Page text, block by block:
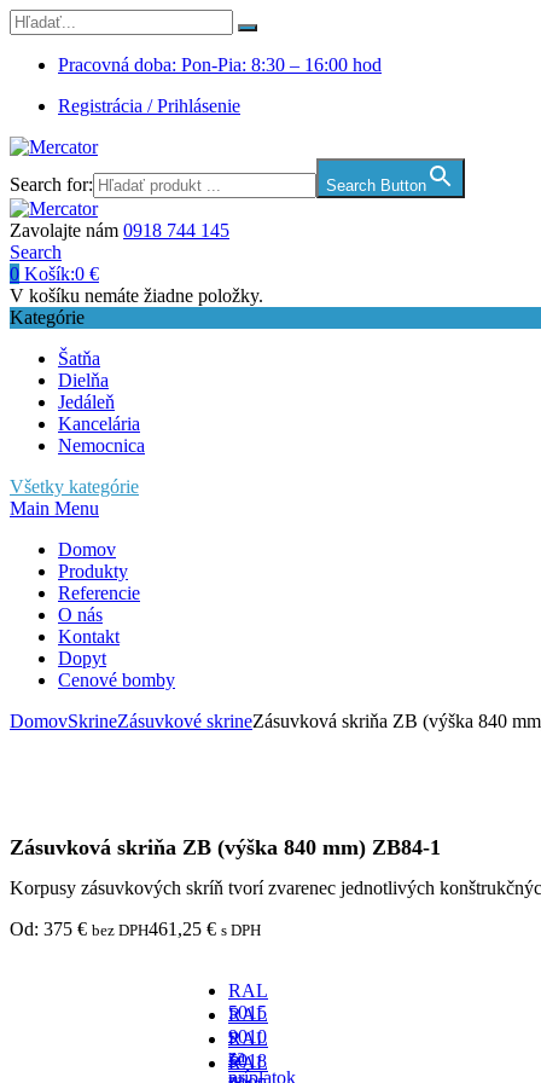
Pracovná doba: Pon-Pia: 8:30 – 16:00 hod
Registrácia / Prihlásenie
Search for: Search Button
Zavolajte nám 0918 744 145
Search
0 Košík:0 €
V košíku nemáte žiadne položky.
Kategórie
Šatňa
Dielňa
Jedáleň
Kancelária
Nemocnica
Všetky kategórie
Main Menu
Domov
Produkty
Referencie
O nás
Kontakt
Dopyt
Cenové bomby
DomovSkrineZásuvkové skrineZásuvková skriňa ZB (výška 840
Zásuvková skriňa ZB (výška 840 mm) ZB84-1
Korpusy zásuvkových skríň tvorí zvarenec jednotlivých
Od: 375 € bez DPH461,25 € s DPH
RAL
5015
-
za
príplatok
RAL
9010
-
RAL
5018
RAL